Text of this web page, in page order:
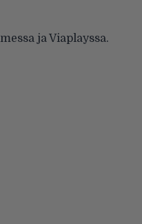
ja Viaplayssa.